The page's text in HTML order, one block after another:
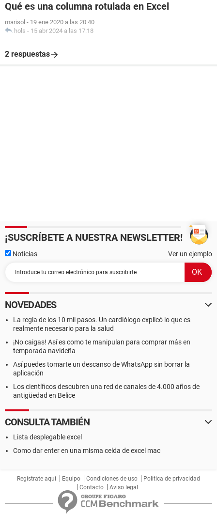
Qué es una columna rotulada en Excel
marisol - 19 ene 2020 a las 20:40
hols - 15 abr 2024 a las 17:18
2 respuestas
¡SUSCRÍBETE A NUESTRA NEWSLETTER!
Noticias Ver un ejemplo
NOVEDADES
La regla de los 10 mil pasos. Un cardiólogo explicó lo que es
realmente necesario para la salud
¡No caigas! Así es como te manipulan para comprar más en
temporada navideña
Así puedes tomarte un descanso de WhatsApp sin borrar la
aplicación
Los científicos descubren una red de canales de 4.000 años de
antigüedad en Belice
CONSULTA TAMBIÉN
Lista desplegable excel
Como dar enter en una misma celda de excel mac
Regístrate aquí Equipo Condiciones de uso
Política de privacidad
Contacto
Aviso legal